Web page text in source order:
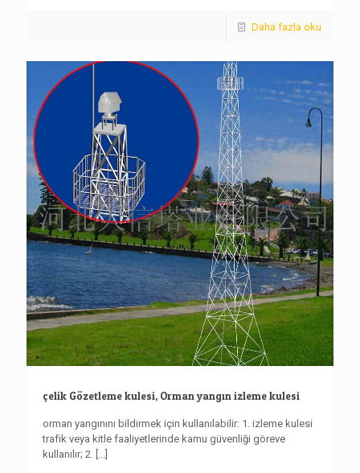
Daha fazla oku
çelik Gözetleme kulesi, Orman yangın izleme kulesi
orman yangınını bildirmek için kullanılabilir: 1. izleme kulesi
trafik veya kitle faaliyetlerinde kamu güvenliği göreve
kullanılır; 2. [...]